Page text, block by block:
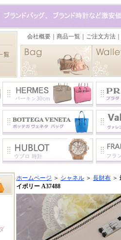
ホームページ ＞ シャネル ＞ 長財布 ＞
イボリー A37488